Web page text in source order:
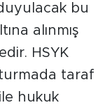
bu
alınmış
HSYK
taraf
hukuk